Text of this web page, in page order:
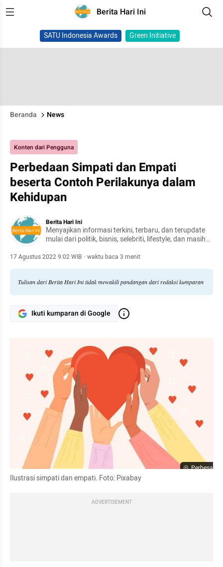
Berita Hari Ini
SATU Indonesia Awards Green Initiative
Beranda News
Konten dari Pengguna
Perbedaan Simpati dan Empati
beserta Contoh Perilakunya dalam
Kehidupan
Berita Hari Ini
Menyajikan informasi terkini, terbaru, dan terupdate
mulai dari politik, bisnis, selebriti, lifestyle, dan masih
17 Agustus 2022 9:02 WIB · waktu baca 3 menit
Tulisan dari Berita Hari Ini tidak mewakili pandangan dari redaksi kumparan
Ikuti kumparan di Google
Perbesar
Ilustrasi simpati dan empati. Foto: Pixabay
ADVERTISEMENT